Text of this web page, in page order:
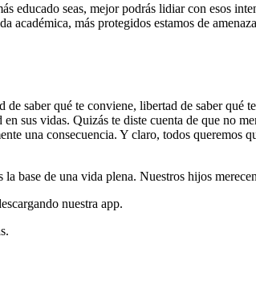
educado seas, mejor podrás lidiar con esos
más protegidos estamos de
saber qué te conviene, libertad de saber qué
sus vidas. Quizás te diste cuenta de que no
una consecuencia. Y claro, todos queremos
base de una vida plena. Nuestros hijos
nuestra app.